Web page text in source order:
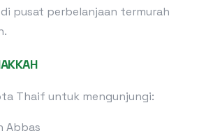
pusat perbelanjaan termurah
Thaif untuk mengunjungi:
Abbas